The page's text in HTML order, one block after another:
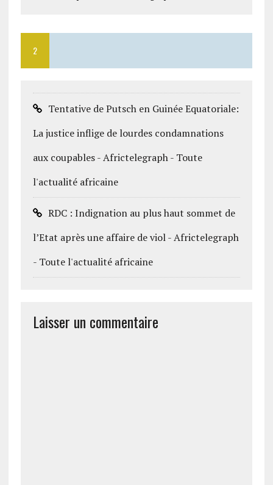
2
Tentative de Putsch en Guinée Equatoriale:
La justice inflige de lourdes condamnations
aux coupables - Africtelegraph - Toute
l'actualité africaine
RDC : Indignation au plus haut sommet de
l’Etat après une affaire de viol - Africtelegraph
- Toute l'actualité africaine
Laisser un commentaire